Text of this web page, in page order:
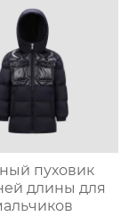
пуховик
длины для